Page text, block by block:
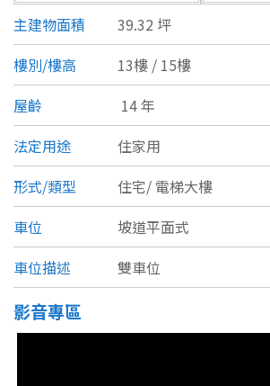
宜蘭縣
桃園市
新竹市
新竹縣
苗栗縣
台中市
彰化縣
南投縣
雲林縣
類型(可複選)
不拘 公寓 電梯大樓
別墅 透天厝 樓中樓
農舍 辦公 店面
坪數
不拘
主建物面積
39.32 坪
樓別/樓高
13樓 / 15樓
屋齡
14 年
法定用途
住家用
形式/類型
住宅/ 電梯大樓
車位
坡道平面式
車位描述
雙車位
影音專區